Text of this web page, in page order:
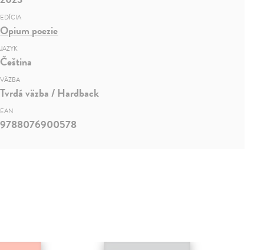
EDÍCIA
Opium poezie
JAZYK
Čeština
VÄZBA
Tvrdá väzba / Hardback
EAN
9788076900578